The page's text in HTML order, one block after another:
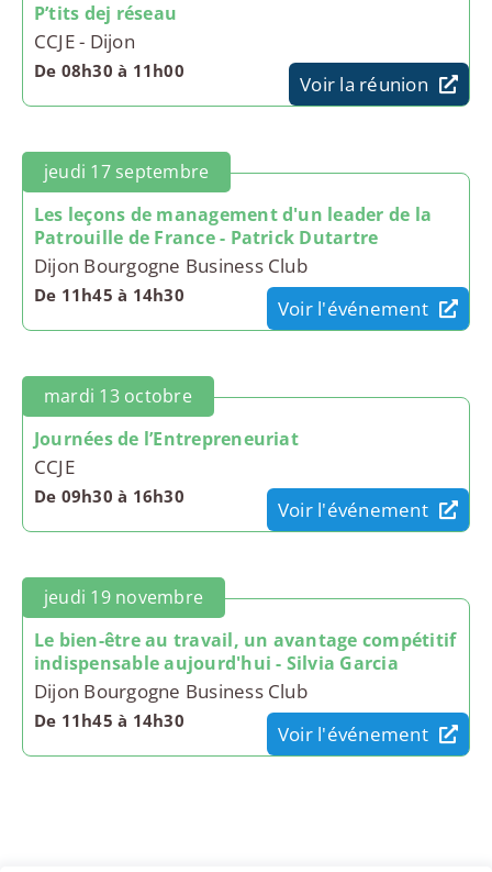
P’tits dej réseau
CCJE - Dijon
De 08h30 à 11h00
Voir la réunion
jeudi 17 septembre
Les leçons de management d'un leader de la
Patrouille de France - Patrick Dutartre
Dijon Bourgogne Business Club
De 11h45 à 14h30
Voir l'événement
mardi 13 octobre
Journées de l’Entrepreneuriat
CCJE
De 09h30 à 16h30
Voir l'événement
jeudi 19 novembre
Le bien-être au travail, un avantage compétitif
indispensable aujourd'hui - Silvia Garcia
Dijon Bourgogne Business Club
De 11h45 à 14h30
Voir l'événement